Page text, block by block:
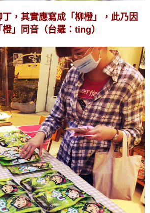
，其實應寫成「柳橙」，此乃因
」同音（台羅：ting）